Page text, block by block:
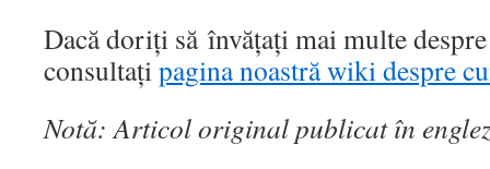
Dacă doriți să învățați mai multe
consultațipagina noastră wiki despre
Notă: Articol original publicat în